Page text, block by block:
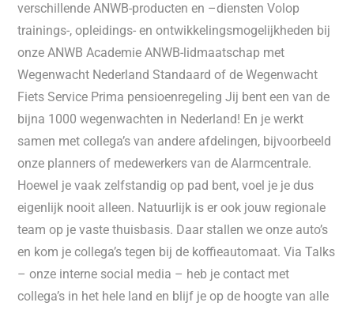
verschillende ANWB-producten en –diensten Volop
trainings-, opleidings- en ontwikkelingsmogelijkheden bij
onze ANWB Academie ANWB-lidmaatschap met
Wegenwacht Nederland Standaard of de Wegenwacht
Fiets Service Prima pensioenregeling Jij bent een van de
bijna 1000 wegenwachten in Nederland! En je werkt
samen met collega’s van andere afdelingen, bijvoorbeeld
onze planners of medewerkers van de Alarmcentrale.
Hoewel je vaak zelfstandig op pad bent, voel je je dus
eigenlijk nooit alleen. Natuurlijk is er ook jouw regionale
team op je vaste thuisbasis. Daar stallen we onze auto’s
en kom je collega’s tegen bij de koffieautomaat. Via Talks
– onze interne social media – heb je contact met
collega’s in het hele land en blijf je op de hoogte van alle